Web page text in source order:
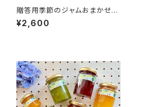
贈答用季節のジャムおまかせ3
本セット（化粧箱入り）
¥2,600